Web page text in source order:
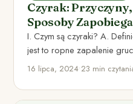
Czyrak:
Sposoby
I. Czym są czyraki? A.
jest to ropne zapalenie
mieszków włosowych…
16 lipca, 2024•23 min